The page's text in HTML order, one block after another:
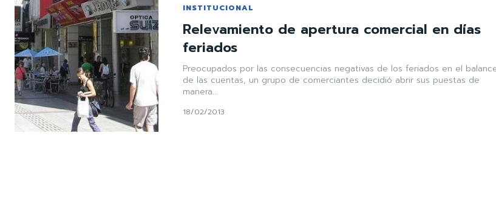
INSTITUCIONAL
Relevamiento de apertura comercial en días
feriados
Preocupados por las consecuencias negativas de los feriados en el
de las cuentas, un grupo de comerciantes decidió abrir sus puestas de
manera...
18/02/2013